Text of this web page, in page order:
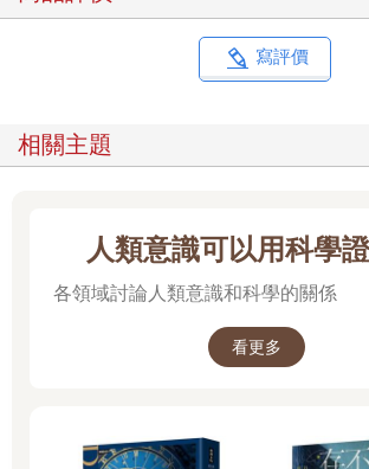
寫評價
相關主題
人類意識可以用科學
各領域討論人類意識和科學的關係
看更多